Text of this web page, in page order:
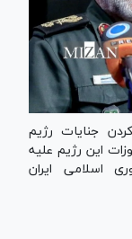
جنایات رژیم
این رژیم علیه
اسلامی ایران